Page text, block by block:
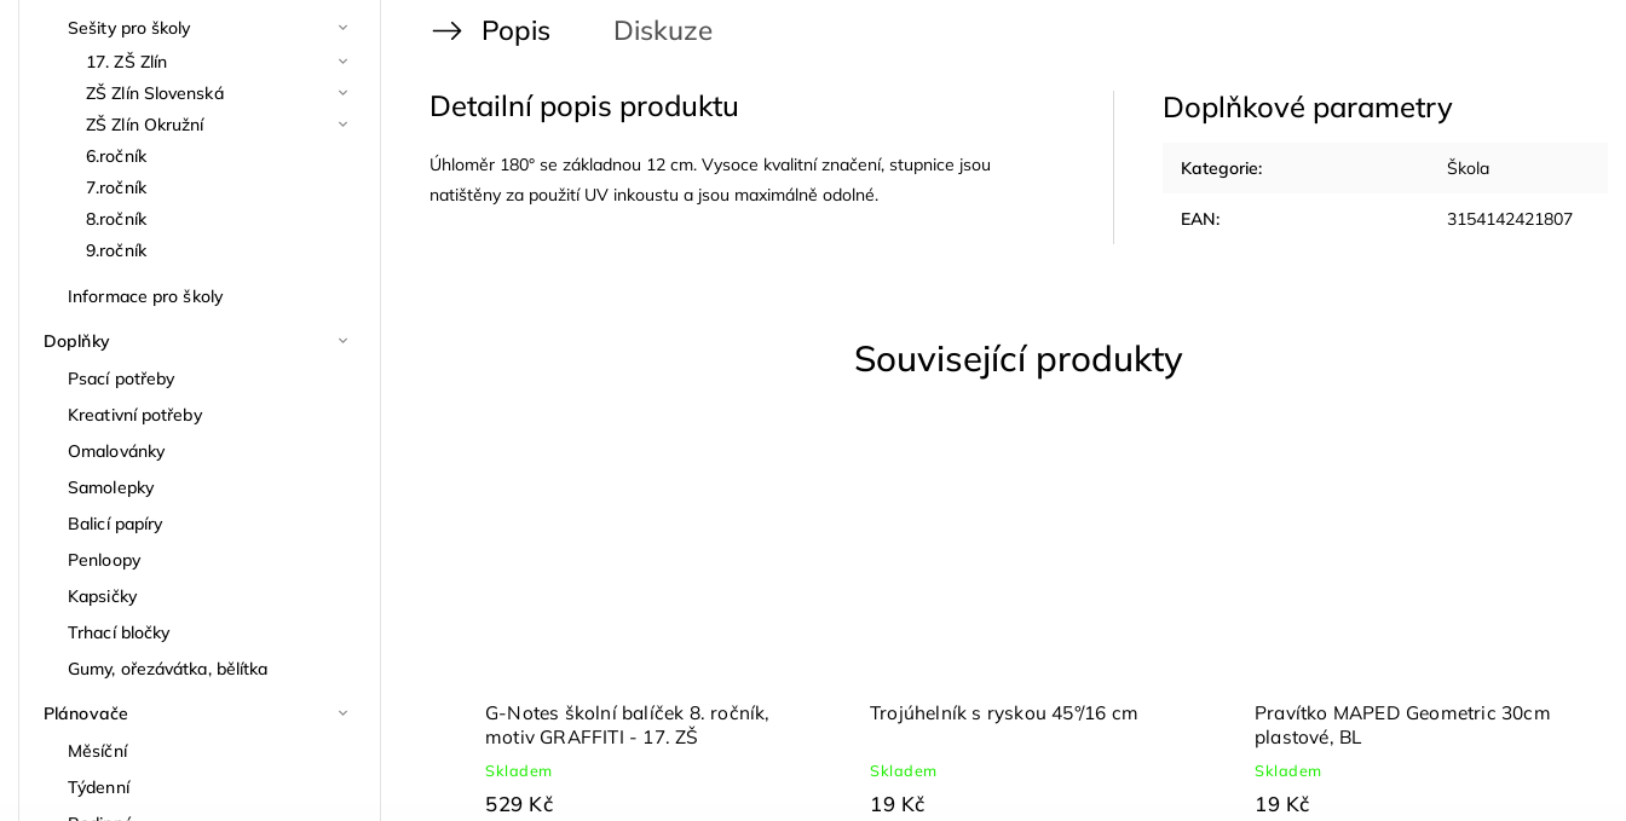
Sešity pro školy
17. ZŠ Zlín
ZŠ Zlín Slovenská
ZŠ Zlín Okružní
6.ročník
7.ročník
8.ročník
9.ročník
Informace pro školy
Doplňky
Psací potřeby
Kreativní potřeby
Omalovánky
Samolepky
Balicí papíry
Penloopy
Kapsičky
Trhací bločky
Gumy, ořezávátka, bělítka
Plánovače
Měsíční
Týdenní
Popis Diskuze
Detailní popis produktu
Úhloměr 180° se základnou 12 cm. Vysoce kvalitní značení, stupnice jsou
natištěny za použití UV inkoustu a jsou maximálně odolné.
Doplňkové parametry
Kategorie: Škola
EAN: 3154142421807
Související produkty
G-Notes školní balíček 8. ročník,
motiv GRAFFITI - 17. ZŠ
Skladem
529 Kč
Trojúhelník s ryskou 45°/16 cm
Skladem
19 Kč
Pravítko MAPED Geometric 30cm
plastové, BL
Skladem
19 Kč